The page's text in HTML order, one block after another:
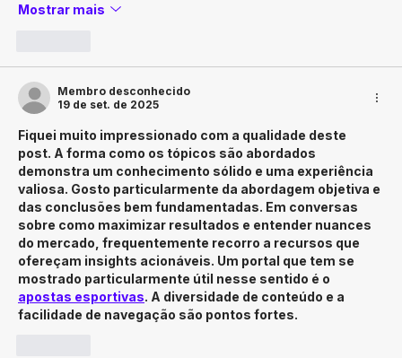
Mostrar mais
Membro desconhecido
19 de set. de 2025
Fiquei muito impressionado com a qualidade deste
post. A forma como os tópicos são abordados
demonstra um conhecimento sólido e uma experiência
valiosa. Gosto particularmente da abordagem objetiva e
das conclusões bem fundamentadas. Em conversas
sobre como maximizar resultados e entender nuances
do mercado, frequentemente recorro a recursos que
ofereçam insights acionáveis. Um portal que tem se
mostrado particularmente útil nesse sentido é o
apostas esportivas. A diversidade de conteúdo e a
facilidade de navegação são pontos fortes.